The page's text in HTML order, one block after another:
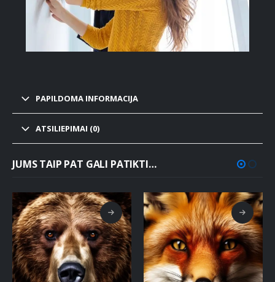
PAPILDOMA INFORMACIJA
ATSILIEPIMAI (0)
JUMS TAIP PAT GALI PATIKTI…